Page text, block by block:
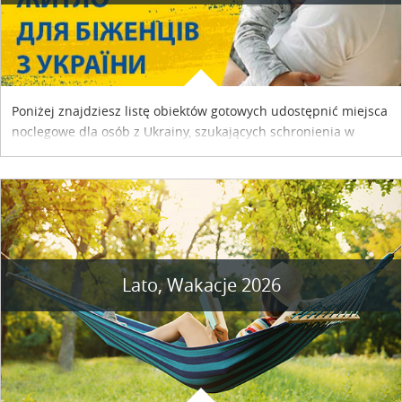
Poniżej znajdziesz listę obiektów gotowych udostępnić miejsca
noclegowe dla osób z Ukrainy, szukających schronienia w
Lato, Wakacje 2026